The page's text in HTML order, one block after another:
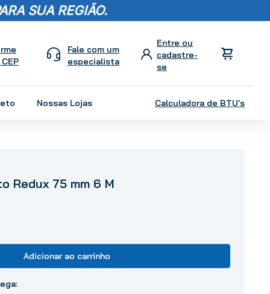
SUA REGIÃO.
Fale com um
especialista
Nossas Lojas Calculadora de BTU's
Redux 75 mm 6 M
Adicionar ao carrinho